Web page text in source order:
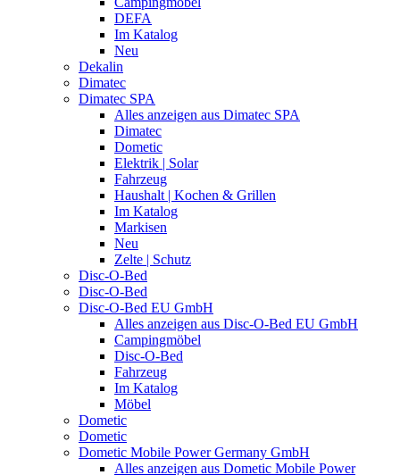
DEFA
Im Katalog
Neu
Dekalin
Dimatec
Dimatec SPA
Alles anzeigen aus Dimatec SPA
Dimatec
Dometic
Elektrik | Solar
Fahrzeug
Haushalt | Kochen & Grillen
Im Katalog
Markisen
Neu
Zelte | Schutz
Disc-O-Bed
Disc-O-Bed
Disc-O-Bed EU GmbH
Alles anzeigen aus Disc-O-Bed EU GmbH
Campingmöbel
Disc-O-Bed
Fahrzeug
Im Katalog
Möbel
Dometic
Dometic
Dometic Mobile Power Germany GmbH
Alles anzeigen aus Dometic Mobile Power